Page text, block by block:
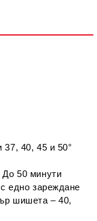
данни
ден.
40, 45 и 50°
До 50 минути
едно зареждане
шишета – 40,